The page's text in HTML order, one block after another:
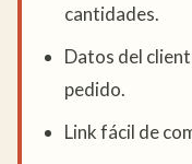
cantidades.
Datos del
pedido.
Link fácil de